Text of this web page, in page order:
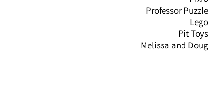
Professor Puzzle
Lego
Pit Toys
Melissa and Doug